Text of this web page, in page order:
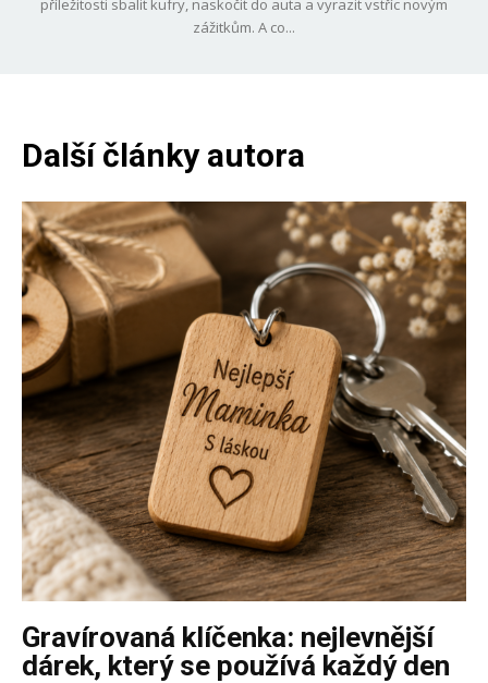
příležitosti sbalit kufry, naskočit do auta a vyrazit vstříc novým
zážitkům. A co...
Další články autora
Gravírovaná klíčenka: nejlevnější
dárek, který se používá každý den